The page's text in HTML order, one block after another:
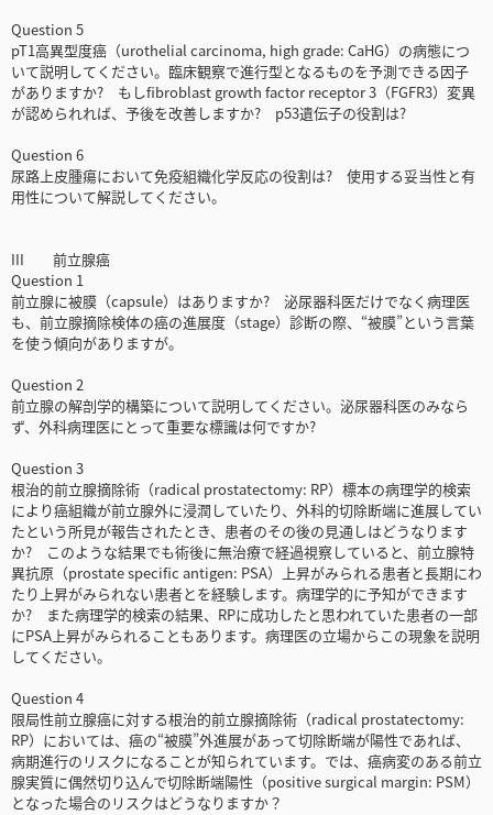
Question 5
pT1高異型度癌（urothelial carcinoma, high grade: CaHG）の病態につ
いて説明してください。臨床観察で進行型となるものを予測できる因子
がありますか? もしfibroblast growth factor receptor 3（FGFR3）変異
が認められれば、予後を改善しますか? p53遺伝子の役割は?
Question 6
尿路上皮腫瘍において免疫組織化学反応の役割は? 使用する妥当性と有
用性について解説してください。
III 前立腺癌
Question 1
前立腺に被膜（capsule）はありますか? 泌尿器科医だけでなく病理医
も、前立腺摘除検体の癌の進展度（stage）診断の際、“被膜”という言葉
を使う傾向がありますが。
Question 2
前立腺の解剖学的構築について説明してください。泌尿器科医のみなら
ず、外科病理医にとって重要な標識は何ですか?
Question 3
根治的前立腺摘除術（radical prostatectomy: RP）標本の病理学的検索
により癌組織が前立腺外に浸潤していたり、外科的切除断端に進展してい
たという所見が報告されたとき、患者のその後の見通しはどうなります
か? このような結果でも術後に無治療で経過視察していると、前立腺特
異抗原（prostate specific antigen: PSA）上昇がみられる患者と長期にわ
たり上昇がみられない患者とを経験します。病理学的に予知ができます
か? また病理学的検索の結果、RPに成功したと思われていた患者の一部
にPSA上昇がみられることもあります。病理医の立場からこの現象を説明
してください。
Question 4
限局性前立腺癌に対する根治的前立腺摘除術（radical prostatectomy:
RP）においては、癌の“被膜”外進展があって切除断端が陽性であれば、
病期進行のリスクになることが知られています。では、癌病変のある前立
腺実質に偶然切り込んで切除断端陽性（positive surgical margin: PSM）
となった場合のリスクはどうなりますか？